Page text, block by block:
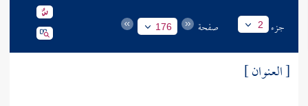
جزء 2 صفحة 176
[ العنوان ]